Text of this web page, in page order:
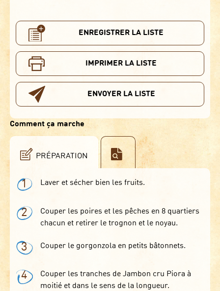
ENREGISTRER LA LISTE
IMPRIMER LA LISTE
ENVOYER LA LISTE
Comment ça marche
PRÉPARATION
1 Laver et sécher bien les fruits.
2
Couper les poires et les pêches en 8 quartiers
chacun et retirer le trognon et le noyau.
3 Couper le gorgonzola en petits bâtonnets.
4
Couper les tranches de Jambon cru Piora à
moitié et dans le sens de la longueur.